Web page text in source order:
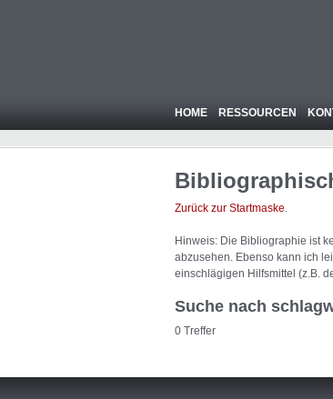
HOME RESSOURCEN
Zurück zur Startmaske.
Hinweis: Die Bibliographie ist
abzusehen. Ebenso kann ich
einschlägigen Hilfsmittel (z.B.
Suche nach
0 Treffer